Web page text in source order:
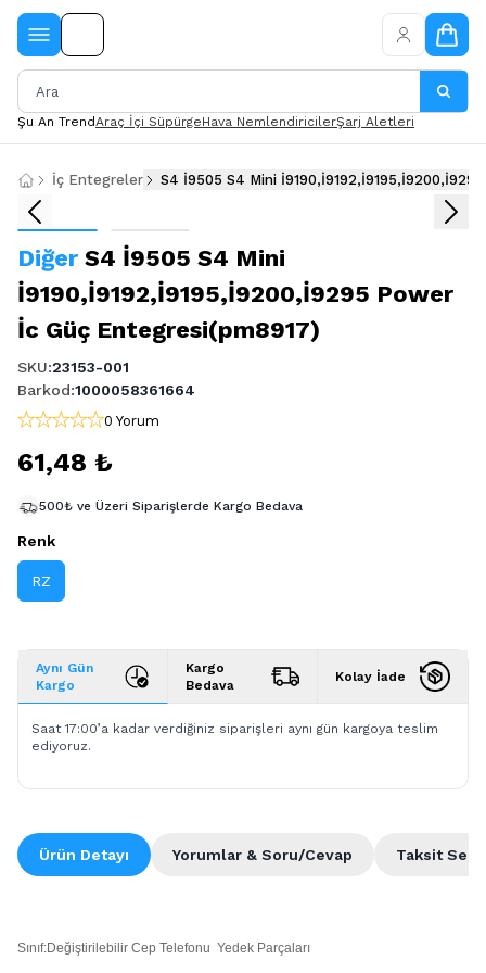
Şu An TrendAraç İçi SüpürgeHava NemlendiricilerŞarj Aletleri
İç Entegreler
Diğer S4 İ9505 S4 Mini
İ9190,İ9192,İ9195,İ9200,İ9295 Power
İc Güç Entegresi(pm8917)
SKU:23153-001
Barkod:1000058361664
0 Yorum
61,48 ₺
500₺ ve Üzeri Siparişlerde Kargo Bedava
Renk
RZ
Aynı Gün
Kargo
Kargo
Bedava
Kolay İade
Saat 17:00’a kadar verdiğiniz siparişleri aynı gün kargoya teslim
ediyoruz.
Ürün Detayı Taksit
Yorumlar & Soru/Cevap
Sınıf:Değiştirilebilir Cep Telefonu Yedek Parçaları